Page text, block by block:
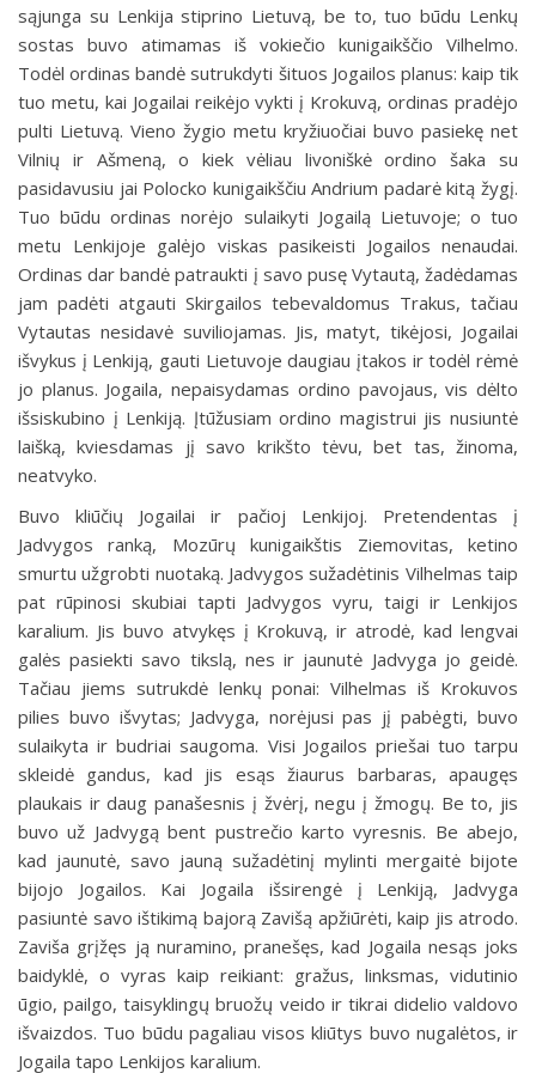
sąjunga su Lenkija stiprino Lietuvą, be to, tuo būdu Lenkų
sostas buvo atimamas iš vokiečio kunigaikščio Vilhelmo.
Todėl ordinas bandė sutrukdyti šituos Jogailos planus: kaip tik
tuo metu, kai Jogailai reikėjo vykti į Krokuvą, ordinas pradėjo
pulti Lietuvą. Vieno žygio metu kryžiuočiai buvo pasiekę net
Vilnių ir Ašmeną, o kiek vėliau livoniškė ordino šaka su
pasidavusiu jai Polocko kunigaikščiu Andrium padarė kitą žygį.
Tuo būdu ordinas norėjo sulaikyti Jogailą Lietuvoje; o tuo
metu Lenkijoje galėjo viskas pasikeisti Jogailos nenaudai.
Ordinas dar bandė patraukti į savo pusę Vytautą, žadėdamas
jam padėti atgauti Skirgailos tebevaldomus Trakus, tačiau
Vytautas nesidavė suviliojamas. Jis, matyt, tikėjosi, Jogailai
išvykus į Lenkiją, gauti Lietuvoje daugiau įtakos ir todėl rėmė
jo planus. Jogaila, nepaisydamas ordino pavojaus, vis dėlto
išsiskubino į Lenkiją. Įtūžusiam ordino magistrui jis nusiuntė
laišką, kviesdamas jį savo krikšto tėvu, bet tas, žinoma,
neatvyko.
Buvo kliūčių Jogailai ir pačioj Lenkijoj. Pretendentas į
Jadvygos ranką, Mozūrų kunigaikštis Ziemovitas, ketino
smurtu užgrobti nuotaką. Jadvygos sužadėtinis Vilhelmas taip
pat rūpinosi skubiai tapti Jadvygos vyru, taigi ir Lenkijos
karalium. Jis buvo atvykęs į Krokuvą, ir atrodė, kad lengvai
galės pasiekti savo tikslą, nes ir jaunutė Jadvyga jo geidė.
Tačiau jiems sutrukdė lenkų ponai: Vilhelmas iš Krokuvos
pilies buvo išvytas; Jadvyga, norėjusi pas jį pabėgti, buvo
sulaikyta ir budriai saugoma. Visi Jogailos priešai tuo tarpu
skleidė gandus, kad jis esąs žiaurus barbaras, apaugęs
plaukais ir daug panašesnis į žvėrį, negu į žmogų. Be to, jis
buvo už Jadvygą bent pustrečio karto vyresnis. Be abejo,
kad jaunutė, savo jauną sužadėtinį mylinti mergaitė bijote
bijojo Jogailos. Kai Jogaila išsirengė į Lenkiją, Jadvyga
pasiuntė savo ištikimą bajorą Zavišą apžiūrėti, kaip jis atrodo.
Zaviša grįžęs ją nuramino, pranešęs, kad Jogaila nesąs joks
baidyklė, o vyras kaip reikiant: gražus, linksmas, vidutinio
ūgio, pailgo, taisyklingų bruožų veido ir tikrai didelio valdovo
išvaizdos. Tuo būdu pagaliau visos kliūtys buvo nugalėtos, ir
Jogaila tapo Lenkijos karalium.